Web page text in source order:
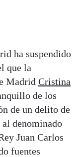
ha suspendido
que la
Madrid Cristina
de los
de un delito de
denominado
Juan Carlos
fuentes